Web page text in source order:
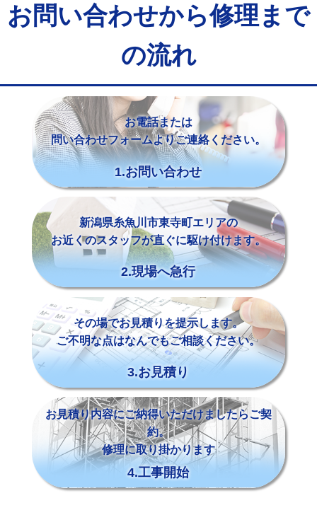
お問い合わせから修理まで
の流れ
お電話または
問い合わせフォームよりご連絡ください。
1.お問い合わせ
新潟県糸魚川市東寺町エリアの
お近くのスタッフが直ぐに駆け付けます。
2.現場へ急行
その場でお見積りを提示します。
ご不明な点はなんでもご相談ください。
3.お見積り
お見積り内容にご納得いただけましたらご契
約。
修理に取り掛かります
4.工事開始